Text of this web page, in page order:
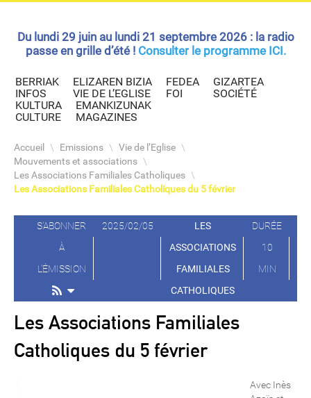
Du lundi 29 juin au lundi 21 septembre 2026 : la radio
passe en grille d’été ! Consulter le programme ICI.
BERRIAK
INFOS
ELIZAREN BIZIA
VIE DE L’EGLISE
FEDEA
FOI
GIZARTEA
SOCIÉTÉ
KULTURA
CULTURE
EMANKIZUNAK
MAGAZINES
Accueil \ Emissions \ Vie de l’Eglise \
Mouvements et associations \
Les Associations Familiales Catholiques \
Les Associations Familiales Catholiques du 5 février
S'ABONNER
À
L'ÉMISSION
2025/02/05
LES
ASSOCIATIONS
FAMILIALES
CATHOLIQUES
DURÉE
10
MIN
Les Associations Familiales
Catholiques du 5 février
Avec Inès